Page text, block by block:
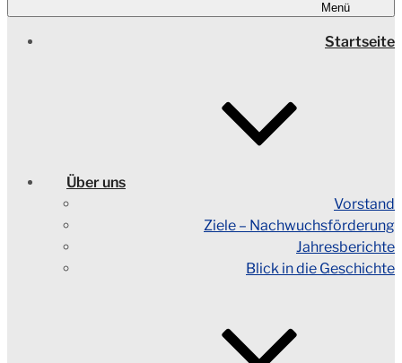
Menü
Startseite
Über uns
Vorstand
Ziele – Nachwuchsförderung
Jahresberichte
Blick in die Geschichte